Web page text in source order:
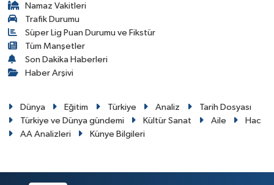
Namaz Vakitleri
Trafik Durumu
Süper Lig Puan Durumu ve Fikstür
Tüm Manşetler
Son Dakika Haberleri
Haber Arşivi
Dünya Eğitim Türkiye Analiz
Tarih Dosyası
Türkiye ve Dünya gündemi
Kültür Sanat Aile
Hac
AA Analizleri
Künye Bilgileri